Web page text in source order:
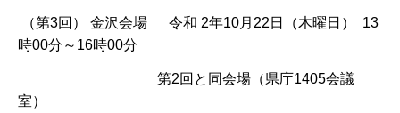
（第3回） 金沢会場 令和 2年10月22日（木曜日） 13
時00分～16時00分
第2回と同会場（県庁1405会議
室）